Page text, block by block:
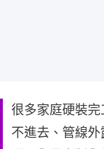
很多家庭硬裝
不進去、管線